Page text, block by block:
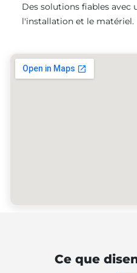
Des solutions fiables avec
l'installation et le matériel.
Ce que